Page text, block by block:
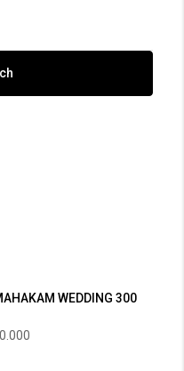
WEDDING 300